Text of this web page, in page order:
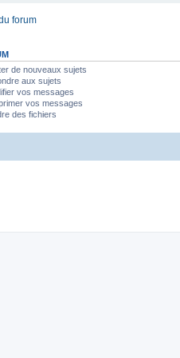
forum
de nouveaux sujets
aux sujets
vos messages
vos messages
des fichiers